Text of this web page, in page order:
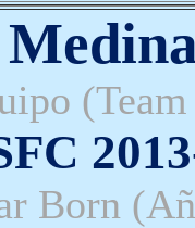
Born